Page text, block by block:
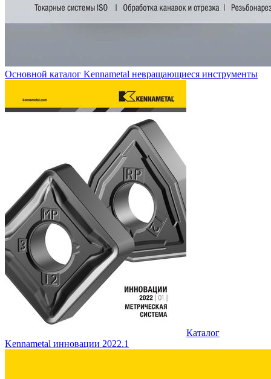
Основной каталог Kennametal невращающиеся инструменты
Каталог
Kennametal инновации 2022.1